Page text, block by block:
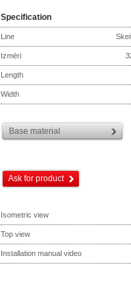
Specification
Line
Izmēri
Length
Width
Base material
Ask for product
Isometric view
Top view
Installation manual video